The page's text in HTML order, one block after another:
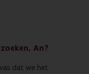
An?
dat we het